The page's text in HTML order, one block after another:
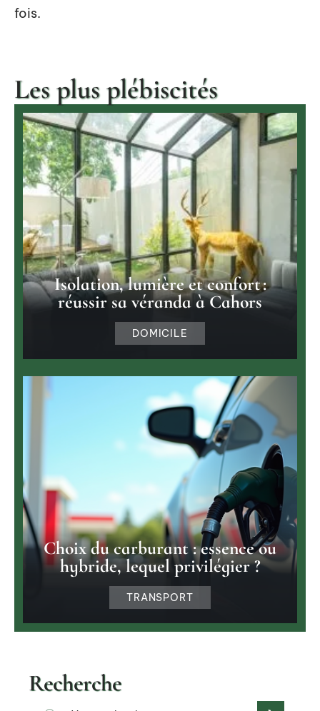
fois.
Les plus plébiscités
Isolation, lumière et confort :
réussir sa véranda à Cahors
DOMICILE
Choix du carburant : essence ou
hybride, lequel privilégier ?
TRANSPORT
Recherche